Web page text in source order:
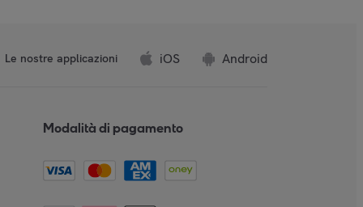
Le nostre applicazioni iOS Android
Modalità di pagamento